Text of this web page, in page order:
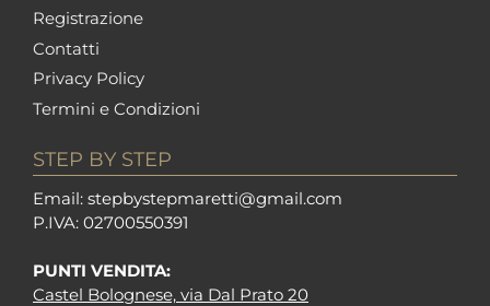
Registrazione
Contatti
Privacy Policy
Termini e Condizioni
STEP BY STEP
Email: stepbystepmaretti@gmail.com
P.IVA: 02700550391
PUNTI VENDITA:
Castel Bolognese, via Dal Prato 20